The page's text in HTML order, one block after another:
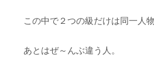
この中で２つの級だけは同一人物
あとはぜ～んぶ違う人。